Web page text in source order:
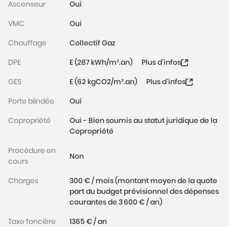
Ce bien est situé à proximité immédiate du parc
du marché de la Place des Fêtes et des transports
en commun (lignes 11 et 7b) au cœur d'un quartier
Les informations sur les risques auxquels ce bien est
exposé sont disponibles sur le site
Ascenseur
Oui
VMC
Oui
Chauffage
Collectif Gaz
DPE
E (287 kWh/m².an)
Plus d'infos
GES
E (62 kgCO2/m².an)
Plus d'infos
Porte blindée
Oui
Copropriété
Oui - Bien soumis au statut juridique de la
Copropriété
Procédure en
cours
Non
Charges
300 € / mois (montant moyen de la quote
part du budget prévisionnel des dépenses
courantes de 3 600 € / an)
Taxe foncière
1365 € / an